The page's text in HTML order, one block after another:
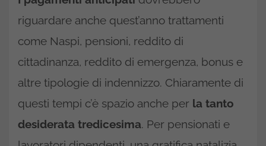
riguardare anche quest’anno trattamenti
come Naspi, pensioni, reddito di
cittadinanza, reddito di emergenza, bonus e
altre tipologie di indennizzo. Chiaramente di
questi tempi c’è spazio anche per la tanto
desiderata tredicesima. Per pensionati e